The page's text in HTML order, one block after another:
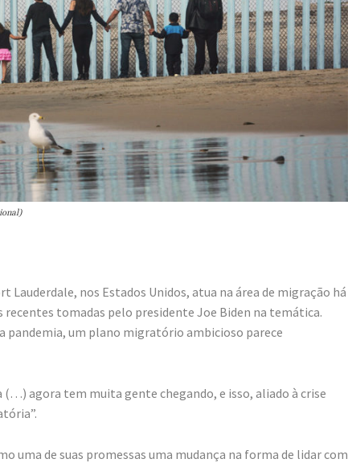
nos Estados Unidos, atua na área de migração há
recentes tomadas pelo presidente Joe Biden na temática.
pandemia, um plano migratório ambicioso parece
(…) agora tem muita gente chegando, e isso, aliado à crise
uma de suas promessas uma mudança na forma de lidar com